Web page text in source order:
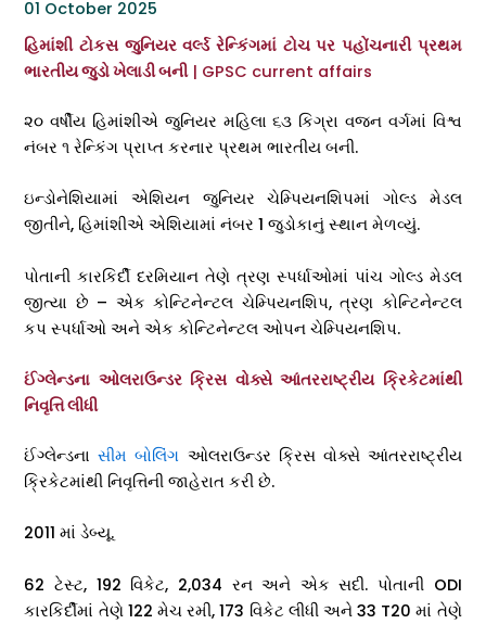
01 October 2025
હિમાંશી ટોકસ જુનિયર વર્લ્ડ રેન્કિંગમાં ટોચ પર પહોંચનારી પ્રથમ
ભારતીય જુડો ખેલાડી બની| GPSC current affairs
૨૦ વર્ષીય હિમાંશીએ જુનિયર મહિલા ૬૩ કિગ્રા વજન વર્ગમાં વિશ્વ
નંબર ૧ રેન્કિંગ પ્રાપ્ત કરનાર પ્રથમ ભારતીય બની.
ઇન્ડોનેશિયામાં એશિયન જુનિયર ચેમ્પિયનશિપમાં ગોલ્ડ મેડલ
જીતીને, હિમાંશીએ એશિયામાં નંબર 1 જુડોકાનું સ્થાન મેળવ્યું.
પોતાની કારકિર્દી દરમિયાન તેણે ત્રણ સ્પર્ધાઓમાં પાંચ ગોલ્ડ મેડલ
જીત્યા છે – એક કોન્ટિનેન્ટલ ચેમ્પિયનશિપ, ત્રણ કોન્ટિનેન્ટલ
કપ સ્પર્ધાઓ અને એક કોન્ટિનેન્ટલ ઓપન ચેમ્પિયનશિપ.
ઈંગ્લેન્ડના ઓલરાઉન્ડર ક્રિસ વોક્સે આંતરરાષ્ટ્રીય ક્રિકેટમાંથી
નિવૃત્તિ લીધી
ઈંગ્લેન્ડનાસીમ બોલિંગ ઓલરાઉન્ડર ક્રિસ વોક્સે આંતરરાષ્ટ્રીય
ક્રિકેટમાંથી નિવૃત્તિની જાહેરાત કરી છે.
2011 માં ડેબ્યૂ.
62 ટેસ્ટ, 192 વિકેટ, 2,034 રન અને એક સદી. પોતાની ODI
કારકિર્દીમાં તેણે 122 મેચ રમી, 173 વિકેટ લીધી અને 33 T20 માં તેણે